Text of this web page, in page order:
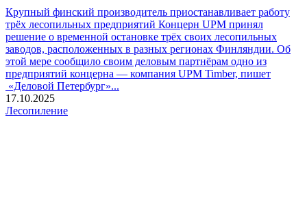
Крупный финский производитель приостанавливает работу
трёх лесопильных предприятий Концерн UPM принял
решение о временной остановке трёх своих лесопильных
заводов, расположенных в разных регионах Финляндии. Об
этой мере сообщило своим деловым партнёрам одно из
предприятий концерна — компания UPM Timber, пишет
«Деловой Петербург»...
17.10.2025
Лесопиление